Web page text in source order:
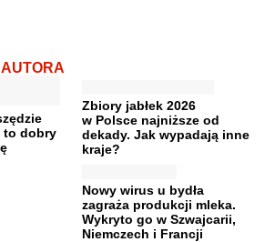
to dobry
Zbiory jabłek 2026
w Polsce najniższe od
dekady. Jak wypadają inne
kraje?
Nowy wirus u bydła
zagraża produkcji mleka.
Wykryto go w Szwajcarii,
Niemczech i Francji